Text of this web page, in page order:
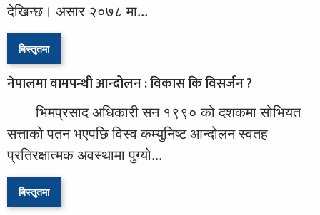
देखिन्छ। असार २०७८ मा...
बिस्तृतमा
नेपालमा वामपन्थी आन्दोलन : विकास कि विसर्जन ?
भिमप्रसाद अधिकारी सन १९९० को दशकमा सोभियत
सत्ताको पतन भएपछि विस्व कम्युनिष्ट आन्दोलन स्वतह
प्रतिरक्षात्मक अवस्थामा पुग्यो...
बिस्तृतमा